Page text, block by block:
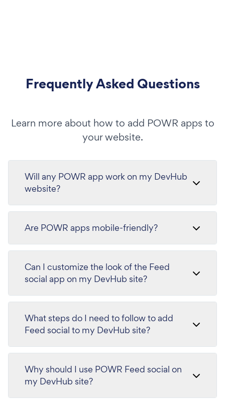
Frequently Asked Questions
Learn more about how to add POWR apps to
your website.
Will any POWR app work on my DevHub
website?
Are POWR apps mobile-friendly?
Can I customize the look of the Feed
social app on my DevHub site?
What steps do I need to follow to add
Feed social to my DevHub site?
Why should I use POWR Feed social on
my DevHub site?